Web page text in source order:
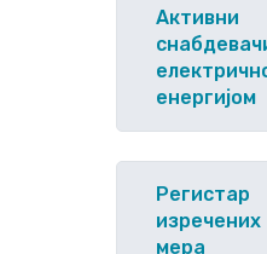
Активни
енергијом
Регистар
изречених
мера